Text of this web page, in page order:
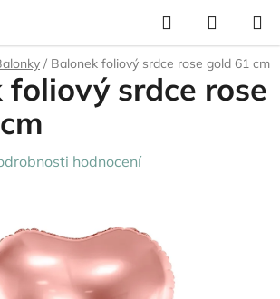
Hledat
KOŠÍK
/ Balonek foliový srdce rose gold 61 cm
foliový srdce rose
hodnocení